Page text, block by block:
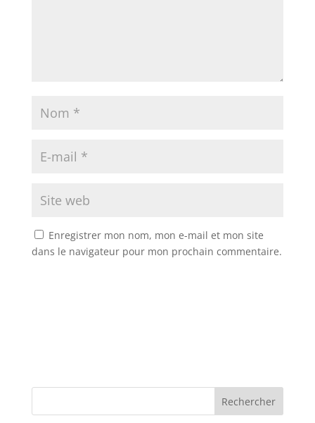
Enregistrer mon nom, mon e-mail et mon site
dans le navigateur pour mon prochain commentaire.